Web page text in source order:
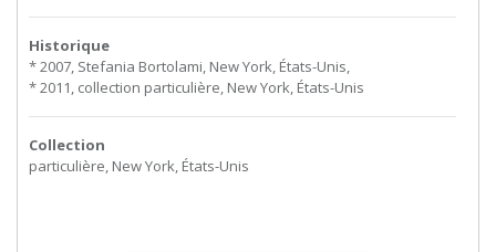
Historique
* 2007, Stefania Bortolami, New York, États-Unis,
* 2011, collection particulière, New York, États-Unis
Collection
particulière, New York, États-Unis